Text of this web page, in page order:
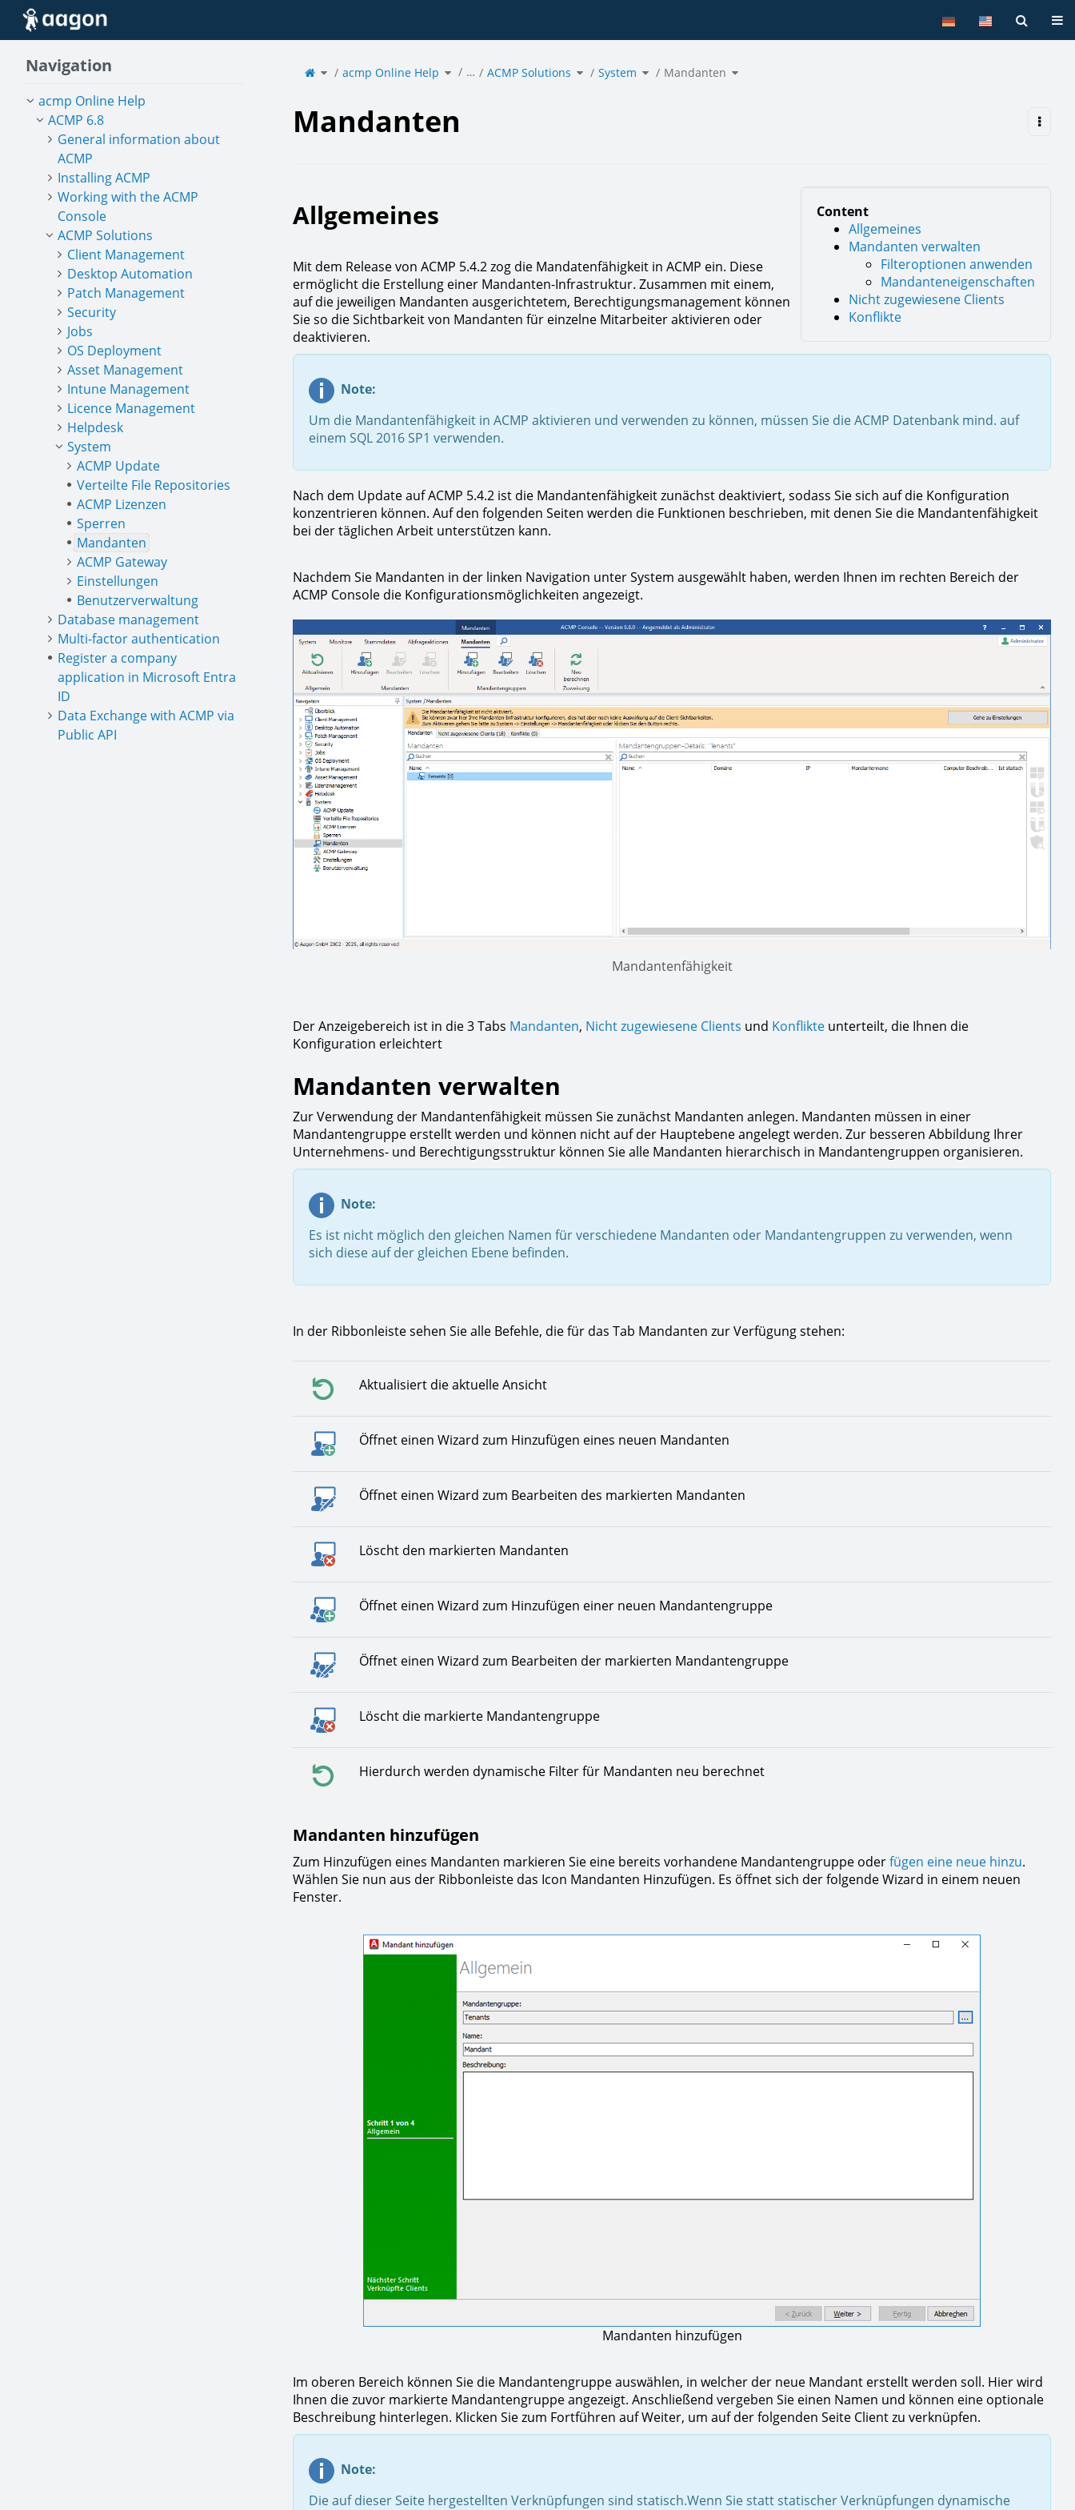
Home
Toggle
the
parent
tree
acmp Online Help Toggle
the
hierarchy
tree
… ACMP Solutions Toggle
the
hierarchy
tree
under
System Toggle
the
hierarchy
tree
Mandanten Toggle
the
hierarchy
tree
Mandanten
Content
Allgemeines
Mandanten verwalten
Filteroptionen anwenden
Mandanteneigenschaften
Nicht zugewiesene Clients
Konflikte
Allgemeines
Mit dem Release von ACMP 5.4.2 zog die Mandatenfähigkeit in ACMP ein. Diese
ermöglicht die Erstellung einer Mandanten-Infrastruktur. Zusammen mit einem,
auf die jeweiligen Mandanten ausgerichtetem, Berechtigungsmanagement können
Sie so die Sichtbarkeit von Mandanten für einzelne Mitarbeiter aktivieren oder
deaktivieren.
Note:
Um die Mandantenfähigkeit in ACMP aktivieren und verwenden zu können, müssen Sie die ACMP Datenbank mind. auf
einem SQL 2016 SP1 verwenden.
Nach dem Update auf ACMP 5.4.2 ist die Mandantenfähigkeit zunächst deaktiviert, sodass Sie sich auf die Konfiguration
konzentrieren können. Auf den folgenden Seiten werden die Funktionen beschrieben, mit denen Sie die Mandantenfähigkeit
bei der täglichen Arbeit unterstützen kann.
Nachdem Sie Mandanten in der linken Navigation unter System ausgewählt haben, werden Ihnen im rechten Bereich der
ACMP Console die Konfigurationsmöglichkeiten angezeigt.
Mandantenfähigkeit
Der Anzeigebereich ist in die 3 Tabs Mandanten, Nicht zugewiesene Clients und Konflikte unterteilt, die Ihnen die
Konfiguration erleichtert
Mandanten verwalten
Zur Verwendung der Mandantenfähigkeit müssen Sie zunächst Mandanten anlegen. Mandanten müssen in einer
Mandantengruppe erstellt werden und können nicht auf der Hauptebene angelegt werden. Zur besseren Abbildung Ihrer
Unternehmens- und Berechtigungsstruktur können Sie alle Mandanten hierarchisch in Mandantengruppen organisieren.
Note:
Es ist nicht möglich den gleichen Namen für verschiedene Mandanten oder Mandantengruppen zu verwenden, wenn
sich diese auf der gleichen Ebene befinden.
In der Ribbonleiste sehen Sie alle Befehle, die für das Tab Mandanten zur Verfügung stehen:
Aktualisiert die aktuelle Ansicht
Öffnet einen Wizard zum Hinzufügen eines neuen Mandanten
Öffnet einen Wizard zum Bearbeiten des markierten Mandanten
Löscht den markierten Mandanten
Öffnet einen Wizard zum Hinzufügen einer neuen Mandantengruppe
Öffnet einen Wizard zum Bearbeiten der markierten Mandantengruppe
Löscht die markierte Mandantengruppe
Hierdurch werden dynamische Filter für Mandanten neu berechnet
Mandanten hinzufügen
Zum Hinzufügen eines Mandanten markieren Sie eine bereits vorhandene Mandantengruppe oderfügen eine neue hinzu.
Wählen Sie nun aus der Ribbonleiste das Icon Mandanten Hinzufügen. Es öffnet sich der folgende Wizard in einem neuen
Fenster.
Mandanten hinzufügen
Im oberen Bereich können Sie die Mandantengruppe auswählen, in welcher der neue Mandant erstellt werden soll. Hier wird
Ihnen die zuvor markierte Mandantengruppe angezeigt. Anschließend vergeben Sie einen Namen und können eine optionale
Beschreibung hinterlegen. Klicken Sie zum Fortführen auf Weiter, um auf der folgenden Seite Client zu verknüpfen.
Note:
Die auf dieser Seite hergestellten Verknüpfungen sind statisch.Wenn Sie statt statischer Verknüpfungen dynamische
Navigation
acmp Online Help
ACMP 6.8
General information about
ACMP
Installing ACMP
Working with the ACMP
Console
ACMP Solutions
Client Management
Desktop Automation
Patch Management
Security
Jobs
OS Deployment
Asset Management
Intune Management
Licence Management
Helpdesk
System
ACMP Update
Verteilte File Repositories
ACMP Lizenzen
Sperren
Mandanten
ACMP Gateway
Einstellungen
Benutzerverwaltung
Database management
Multi-factor authentication
Register a company
application in Microsoft Entra
ID
Data Exchange with ACMP via
Public API